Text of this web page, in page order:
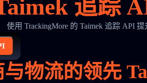
追踪
使用 TrackingMore 的 Taimek 追踪 API
物流的领先